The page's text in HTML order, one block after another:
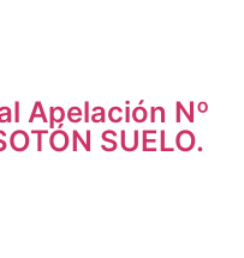
Apelación Nº
SUELO.